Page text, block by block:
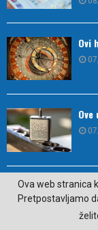
Ovi
Ova web stranica
Pretpostavljamo